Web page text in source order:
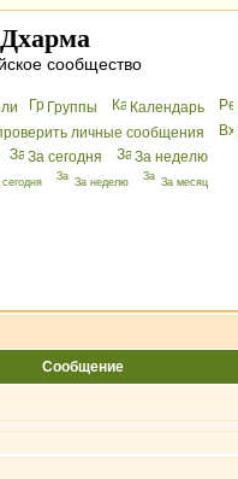
Дхарма
сообщество
Группы Календарь
личные сообщения
За сегодня За неделю
За неделю За месяц
Сообщение